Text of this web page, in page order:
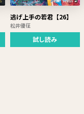
逃げ上手の若君【26】
松井優征
試し読み